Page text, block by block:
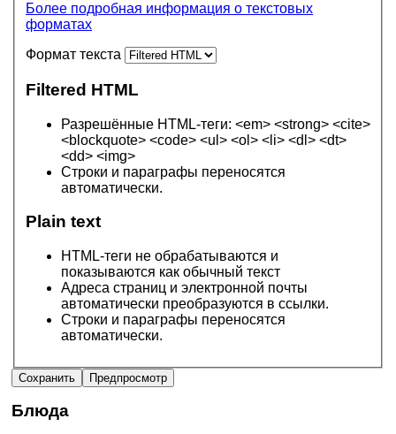
Более подробная информация о текстовых
форматах
Формат текста
Filtered HTML
Разрешённые HTML-теги: <em> <strong> <cite>
<blockquote> <code> <ul> <ol> <li> <dl> <dt>
<dd> <img>
Строки и параграфы переносятся
автоматически.
Plain text
HTML-теги не обрабатываются и
показываются как обычный текст
Адреса страниц и электронной почты
автоматически преобразуются в ссылки.
Строки и параграфы переносятся
автоматически.
Блюда